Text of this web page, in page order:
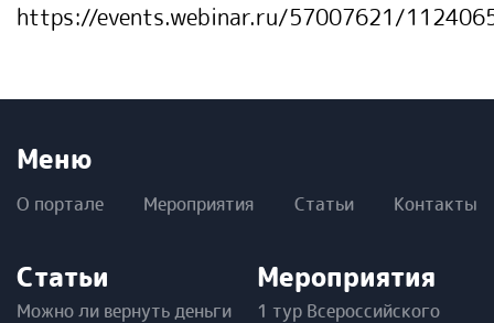
https://events.webinar.ru/57007621/
Меню
О портале Мероприятия Статьи Контакты
Статьи
Можно ли вернуть деньги
Мероприятия
1 тур Всероссийского